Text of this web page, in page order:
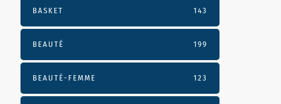
BASKET 143
BEAUTÉ 199
BEAUTÉ-FEMME 123